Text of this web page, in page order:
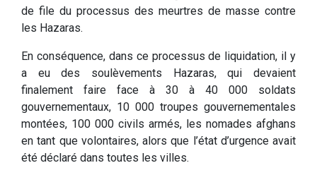
de file du processus des meurtres de masse contre
les Hazaras.
En conséquence, dans ce processus de liquidation, il y
a eu des soulèvements Hazaras, qui devaient
finalement faire face à 30 à 40 000 soldats
gouvernementaux, 10 000 troupes gouvernementales
montées, 100 000 civils armés, les nomades afghans
en tant que volontaires, alors que l’état d’urgence avait
été déclaré dans toutes les villes.